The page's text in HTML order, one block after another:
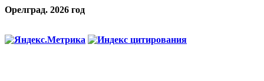
Орелград. 2026 год